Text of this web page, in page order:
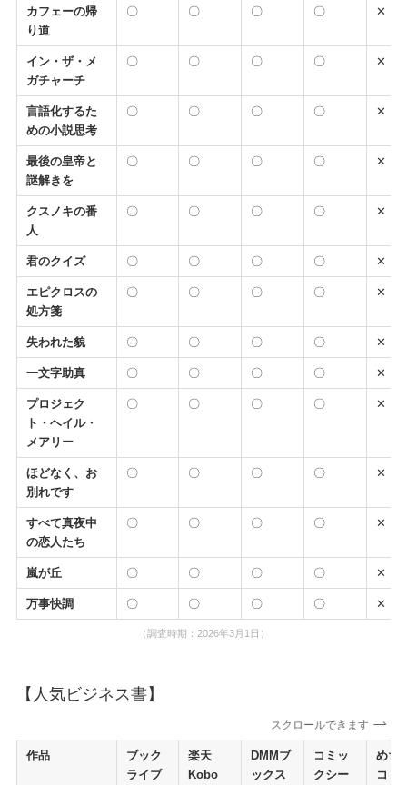
カフェーの帰
り道
〇 〇 〇 〇 ✕
イン・ザ・メ
ガチャーチ
〇 〇 〇 〇 ✕
言語化するた
めの小説思考
〇 〇 〇 〇 ✕
最後の皇帝と
謎解きを
〇 〇 〇 〇 ✕
クスノキの番
人
〇 〇 〇 〇 ✕
君のクイズ 〇 〇 〇 〇 ✕
エピクロスの
処方箋
〇 〇 〇 〇 ✕
失われた貌 〇 〇 〇 〇 ✕
一文字助真 〇 〇 〇 〇 ✕
プロジェク
ト・ヘイル・
メアリー
〇 〇 〇 〇 ✕
ほどなく、お
別れです
〇 〇 〇 〇 ✕
すべて真夜中
の恋人たち
〇 〇 〇 〇 ✕
嵐が丘 〇 〇 〇 〇 ✕
万事快調 〇 〇 〇 〇 ✕
（調査時期：2026年3月1日）
【人気ビジネス書】
スクロールできます
作品
ブック
ライブ
楽天
Kobo
DMMブ
ックス
コミッ
クシー
めち
コミ